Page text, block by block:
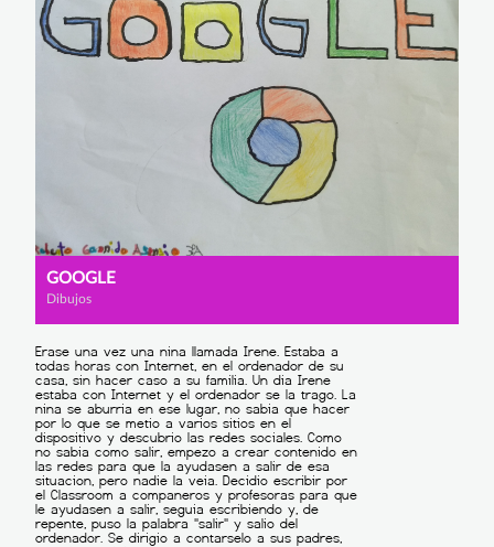
GOOGLE
Dibujos